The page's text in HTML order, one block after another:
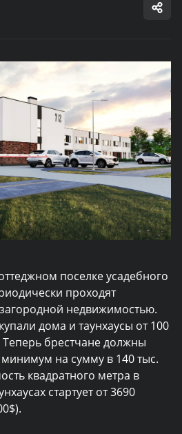
поселке усадебного
проходят
недвижимостью.
дома и таунхаусы от 100
брестчане должны
минимум на сумму в 140 тыс.
квадратного метра в
стартует от 3690